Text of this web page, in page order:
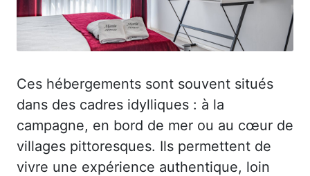
Ces hébergements sont souvent situés
dans des cadres idylliques : à la
campagne, en bord de mer ou au cœur de
villages pittoresques. Ils permettent de
vivre une expérience authentique, loin